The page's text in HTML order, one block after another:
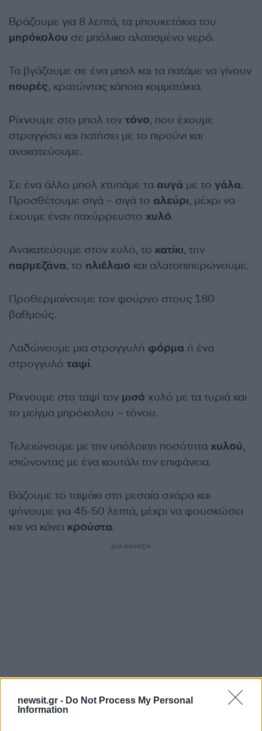
newsit.gr - Do Not Process My Personal
Information
Βράζουμε για 8 λεπτά, τα μπουκετάκια του
μπρόκολου σε μπόλικο αλατισμένο νερό.
Τα βγάζουμε σε ένα μπολ και τα πατάμε να γίνουν
πουρές, κρατώντας κάποια κομματάκια.
Ρίχνουμε στο μπολ τον τόνο, που έχουμε
στραγγίσει και πατήσει με το πιρούνι και
ανακατεύουμε.
Σε ένα άλλο μπολ χτυπάμε τα αυγά με το γάλα.
Προσθέτουμε σιγά – σιγά το αλεύρι, μέχρι να
έχουμε έναν παχύρρευστο χυλό.
Ανακατεύουμε στον χυλό, το κατίκι, την
παρμεζάνα, το ηλιέλαιο και αλατοπιπερώνουμε.
Προθερμαίνουμε τον φούρνο στους 180
βαθμούς.
Λαδώνουμε μια στρογγυλή φόρμα ή ένα
στρογγυλό ταψί.
Ρίχνουμε στο ταψί τον μισό χυλό με τα τυριά και
το μείγμα μπρόκολου – τόνου.
Τελειώνουμε με την υπόλοιπη ποσότητα χυλού,
ισιώνοντας με ένα κουτάλι την επιφάνεια.
Βάζουμε το ταψάκι στη μεσαία σχάρα και
ψήνουμε για 45-50 λεπτά, μέχρι να φουσκώσει
και να κάνει κρούστα.
ΔΙΑΦΗΜΙΣΗ